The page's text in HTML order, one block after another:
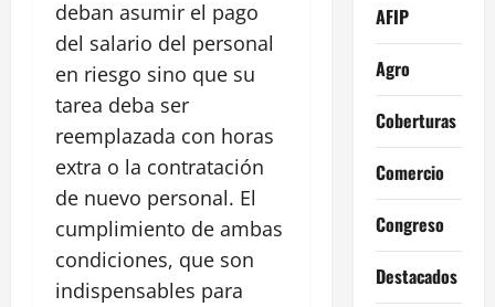
deban asumir el pago
del salario del personal
en riesgo sino que su
tarea deba ser
reemplazada con horas
extra o la contratación
de nuevo personal. El
cumplimiento de ambas
condiciones, que son
indispensables para
AFIP
Agro
Coberturas
Comercio
Congreso
Destacados